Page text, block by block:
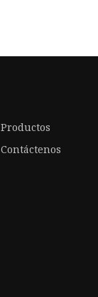
Productos
Contáctenos